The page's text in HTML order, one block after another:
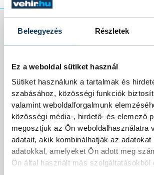
Beleegyezés Részletek
Ez a weboldal sütiket használ
Sütiket használunk a tartalmak és
szabásához, közösségi funkciók
valamint weboldalforgalmunk
közösségi média-, hirdető- és elemező
megosztjuk az Ön weboldalhasználatra
adatait, akik kombinálhatják az adatokat
adatokkal, amelyeket Ön adott meg
Ön által használt más szolgáltatásokból
Az érsek azt
hogy a koruk
betegségük
veszélyeztetett
hívek továbbra
maradjanak